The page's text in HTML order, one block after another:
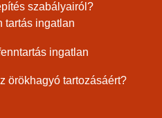
szabályairól?
tartás ingatlan
ingatlan
örökhagyó tartozásáért?